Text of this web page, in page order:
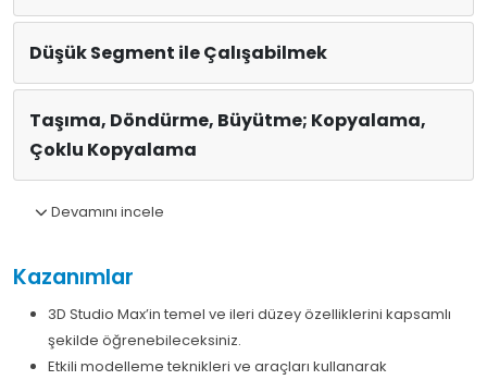
Düşük Segment ile Çalışabilmek
Taşıma, Döndürme, Büyütme; Kopyalama,
Çoklu Kopyalama
Devamını incele
Kazanımlar
3D Studio Max’in temel ve ileri düzey özelliklerini kapsamlı
şekilde öğrenebileceksiniz.
Etkili modelleme teknikleri ve araçları kullanarak